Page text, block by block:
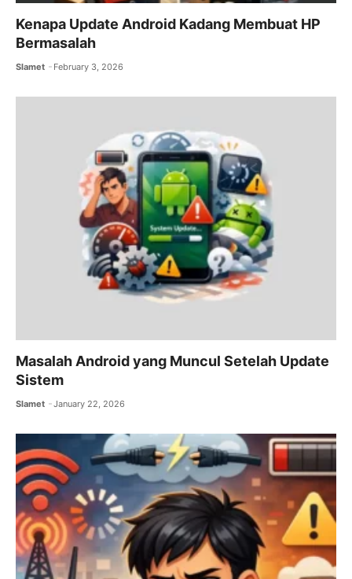
Kenapa Update Android Kadang Membuat HP
Bermasalah
Slamet February 3, 2026
Masalah Android yang Muncul Setelah Update
Sistem
Slamet January 22, 2026